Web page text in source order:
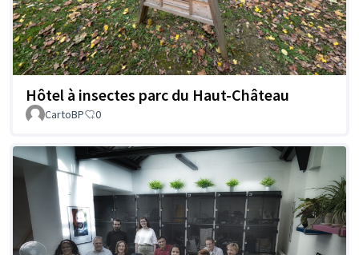
Hôtel à insectes parc du Haut-Château
CartoBP 0